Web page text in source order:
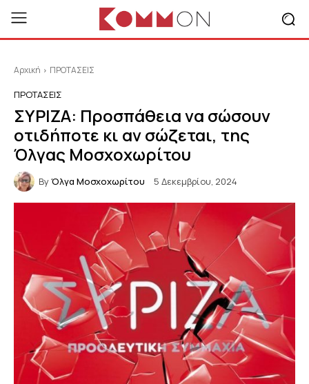
Αρχική ΠΡΟΤΑΣΕΙΣ
ΠΡΟΤΑΣΕΙΣ
ΣΥΡΙΖΑ: Προσπάθεια να σώσουν
οτιδήποτε κι αν σώζεται, της
Όλγας Μοσχοχωρίτου
ByΌλγα Μοσχοχωρίτου 5 Δεκεμβρίου, 2024